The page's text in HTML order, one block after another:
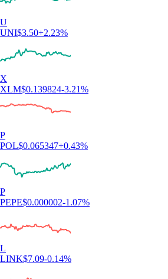
U
UNI$3.50+2.23%
X
XLM$0.139824-3.21%
P
POL$0.065347+0.43%
P
PEPE$0.000002-1.07%
L
LINK$7.09-0.14%